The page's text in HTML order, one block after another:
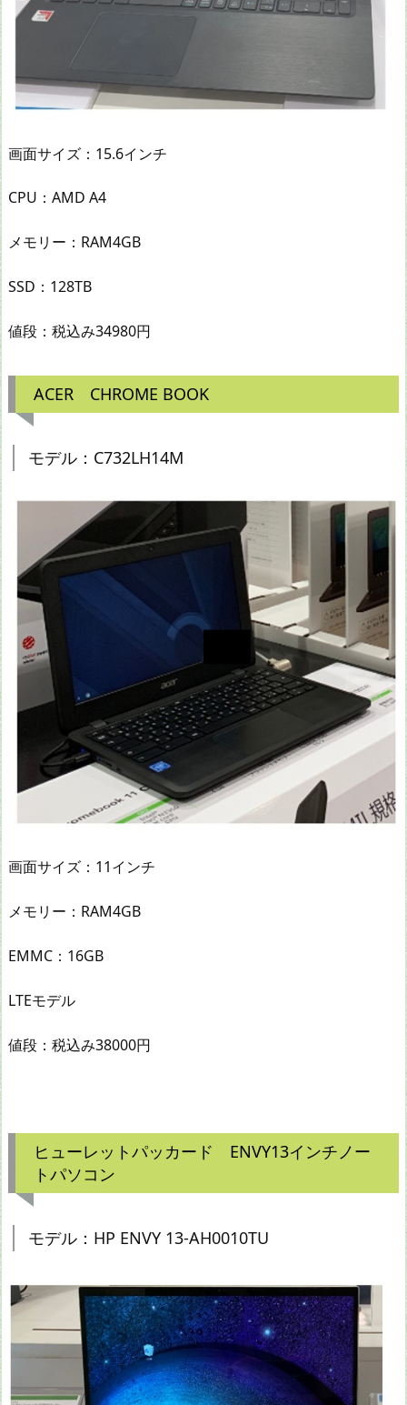
画面サイズ：15.6インチ
CPU：AMD A4
メモリー：RAM4GB
SSD：128TB
値段：税込み34980円
ACER CHROME BOOK
モデル：C732LH14M
画面サイズ：11インチ
メモリー：RAM4GB
EMMC：16GB
LTEモデル
値段：税込み38000円
ヒューレットパッカード ENVY13インチノー
トパソコン
モデル：HP ENVY 13-AH0010TU